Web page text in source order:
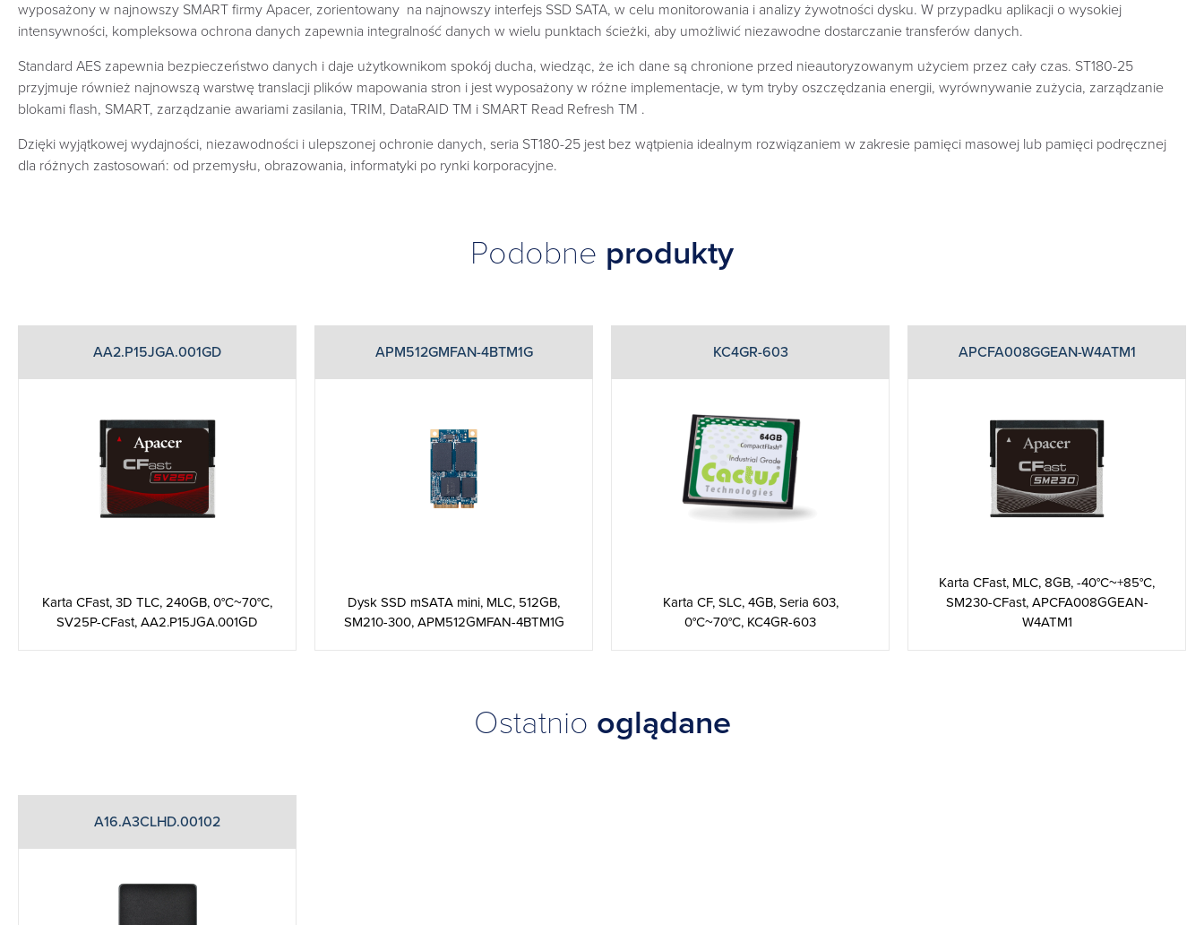
wyposażony w najnowszy SMART firmy Apacer, zorientowany na najnowszy interfejs SSD SATA, w celu monitorowania i analizy żywotności dysku. W przypadku aplikacji o wysokiej
intensywności, kompleksowa ochrona danych zapewnia integralność danych w wielu punktach ścieżki, aby umożliwić niezawodne dostarczanie transferów danych.
Standard AES zapewnia bezpieczeństwo danych i daje użytkownikom spokój ducha, wiedząc, że ich dane są chronione przed nieautoryzowanym użyciem przez cały czas. ST180-25
przyjmuje również najnowszą warstwę translacji plików mapowania stron i jest wyposażony w różne implementacje, w tym tryby oszczędzania energii, wyrównywanie zużycia, zarządzanie
blokami flash, SMART, zarządzanie awariami zasilania, TRIM, DataRAID TM i SMART Read Refresh TM .
Dzięki wyjątkowej wydajności, niezawodności i ulepszonej ochronie danych, seria ST180-25 jest bez wątpienia idealnym rozwiązaniem w zakresie pamięci masowej lub pamięci podręcznej
dla różnych zastosowań: od przemysłu, obrazowania, informatyki po rynki korporacyjne.
Podobne produkty
AA2.P15JGA.001GD
Karta CFast, 3D TLC, 240GB, 0°C~70°C,
SV25P-CFast, AA2.P15JGA.001GD
APM512GMFAN-4BTM1G
Dysk SSD mSATA mini, MLC, 512GB,
SM210-300, APM512GMFAN-4BTM1G
KC4GR-603
Karta CF, SLC, 4GB, Seria 603,
0°C~70°C, KC4GR-603
APCFA008GGEAN-W4ATM1
Karta CFast, MLC, 8GB, -40°C~+85°C,
SM230-CFast, APCFA008GGEAN-
W4ATM1
Ostatnio oglądane
A16.A3CLHD.00102